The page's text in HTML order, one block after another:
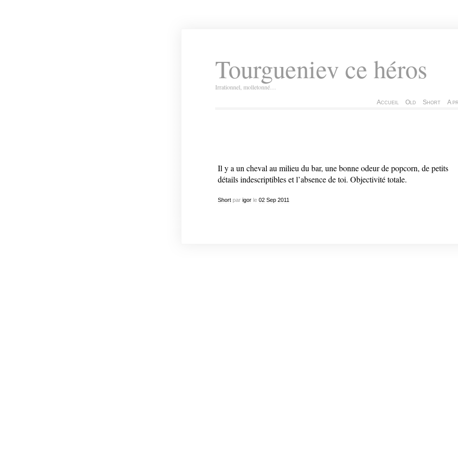
Tourgueniev ce héros
Irrationnel, molletonné…
Accueil Old Short A
Il y a un cheval au milieu du bar, une bonne odeur de popcorn, de petits
détails indescriptibles et l’absence de toi. Objectivité totale.
Shortpar igorle 02 Sep 2011